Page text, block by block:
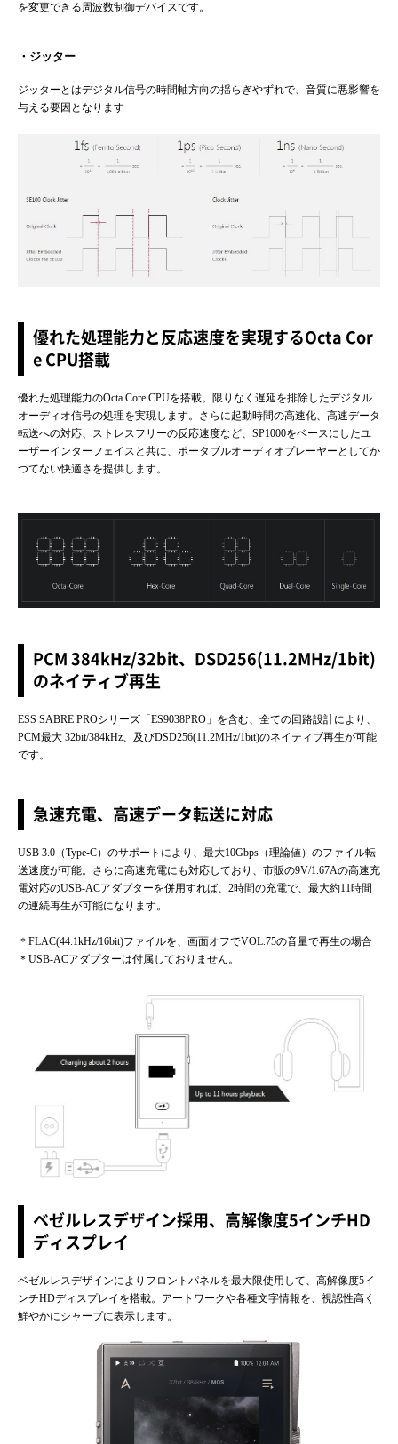
を変更できる周波数制御デバイスです。
・ジッター
ジッターとはデジタル信号の時間軸方向の揺らぎやずれで、音質に悪影響を
与える要因となります
優れた処理能力と反応速度を実現するOcta Cor
e CPU搭載
優れた処理能力のOcta Core CPUを搭載。限りなく遅延を排除したデジタル
オーディオ信号の処理を実現します。さらに起動時間の高速化、高速データ
転送への対応、ストレスフリーの反応速度など、SP1000をベースにしたユ
ーザーインターフェイスと共に、ポータブルオーディオプレーヤーとしてか
つてない快適さを提供します。
PCM 384kHz/32bit、DSD256(11.2MHz/1bit)
のネイティブ再生
ESS SABRE PROシリーズ「ES9038PRO」を含む、全ての回路設計により、
PCM最大 32bit/384kHz、及びDSD256(11.2MHz/1bit)のネイティブ再生が可能
です。
急速充電、高速データ転送に対応
USB 3.0（Type-C）のサポートにより、最大10Gbps（理論値）のファイル転
送速度が可能。さらに高速充電にも対応しており、市販の9V/1.67Aの高速充
電対応のUSB-ACアダプターを併用すれば、2時間の充電で、最大約11時間
の連続再生が可能になります。
＊FLAC(44.1kHz/16bit)ファイルを、画面オフでVOL.75の音量で再生の場合
＊USB-ACアダプターは付属しておりません。
ベゼルレスデザイン採用、高解像度5インチHD
ディスプレイ
ベゼルレスデザインによりフロントパネルを最大限使用して、高解像度5イ
ンチHDディスプレイを搭載。アートワークや各種文字情報を、視認性高く
鮮やかにシャープに表示します。